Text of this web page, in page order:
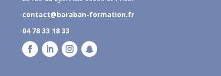
contact@baraban-formation.fr
04 78 33 18 33